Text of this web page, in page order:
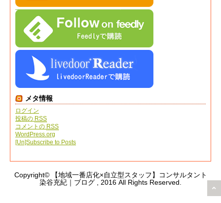
メタ情報
ログイン
投稿の RSS
コメントの RSS
WordPress.org
[Un]Subscribe to Posts
Copyright© 【地域一番店化×自立型スタッフ】コンサルタント
染谷充紀｜ブログ , 2016 All Rights Reserved.